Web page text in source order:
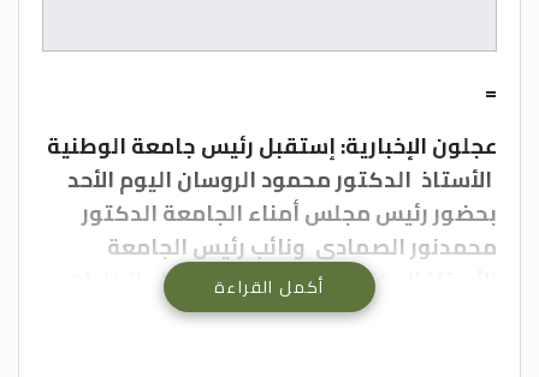
=
عجلون الإخبارية: إستقبل رئيس جامعة الوطنية
الأستاذ الدكتور محمود الروسان اليوم الأحد
بحضور رئيس مجلس أمناء الجامعة الدكتور
محمدنور الصمادي ونائب رئيس الجامعة
الأستاذ الدكتور علي الزعبيوعمداء الكليات
في الجامعة السفير السوري لدى الأردن عصام
أكمل القراءة